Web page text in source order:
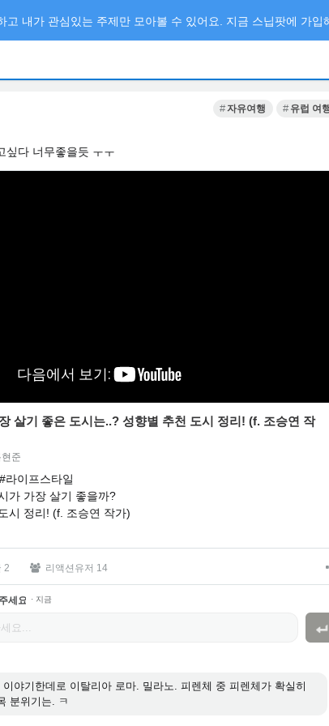
자유여행 유럽 여
싶다 너무좋을듯 ㅜㅜ
살기 좋은 도시는..? 성향별 추천 도시 정리! (f. 조승연 작
준
라이프스타일
가 가장 살기 좋을까?
시 정리! (f. 조승연 작가)
2 리액션유저 14
세요. · 지금
이야기한데로 이탈리아 로마. 밀라노. 피렌체 중 피렌체가 확실히
분위기는. ㅋ
내가 관심있는 주제만 모아볼 수 있어요. 지금 스닙팟에 가입